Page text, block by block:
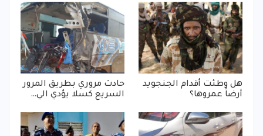
هل وطئت أقدام الجنجويد
أرضاً عمروها؟
حادث مروري بطريق المرور
السريع كسلا يؤدي الي…